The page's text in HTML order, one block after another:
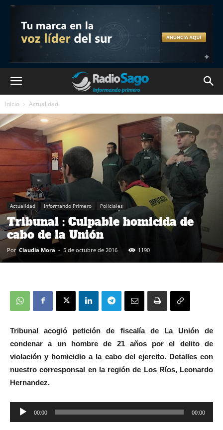
Inicio Actualidad
Actualidad Informando Primero Policiales
Tribunal : Culpable homicida de
cabo de la Unión
Por Claudia Mora - 5 de octubre de 2016 1190
Tribunal acogió petición de fiscalía de La Unión de
condenar a un hombre de 21 años por el delito de
violación y homicidio a la cabo del ejercito. Detalles con
nuestro corresponsal en la región de Los Ríos, Leonardo
Hernandez.
Reproductor
00:00 00:00